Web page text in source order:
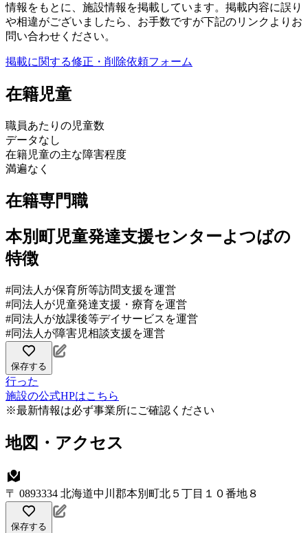
情報をもとに、施設情報を掲載しています。掲載内容に誤り
や相違がございましたら、お手数ですが下記のリンクよりお
問い合わせください。
掲載に関する修正・削除依頼フォーム
在籍児童
職員あたりの児童数
データなし
在籍児童の主な障害程度
満遍なく
在籍専門職
本別町児童発達支援センターよつばの
特徴
#同法人が保育所等訪問支援を運営
#同法人が児童発達支援・療育を運営
#同法人が放課後等デイサービスを運営
#同法人が障害児相談支援を運営
保存する
行った
施設の公式HPはこちら
※最新情報は必ず事業所にご確認ください
地図・アクセス
〒 0893334 北海道中川郡本別町北５丁目１０番地８
保存する